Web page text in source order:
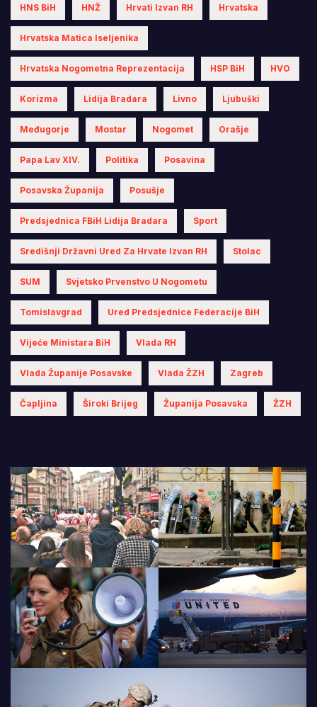
HNS BiH HNŽ Hrvati Izvan RH Hrvatska
Hrvatska Matica Iseljenika
Hrvatska Nogometna Reprezentacija HSP BiH HVO
Korizma Lidija Bradara Livno Ljubuški
Međugorje Mostar Nogomet Orašje
Papa Lav XIV. Politika Posavina
Posavska Županija Posušje
Predsjednica FBiH Lidija Bradara Sport
Središnji Državni Ured Za Hrvate Izvan RH Stolac
SUM Svjetsko Prvenstvo U Nogometu
Tomislavgrad Ured Predsjednice Federacije BiH
Vijeće Ministara BiH Vlada RH
Vlada Županije Posavske Vlada ŽZH Zagreb
Čapljina Široki Brijeg Županija Posavska ŽZH